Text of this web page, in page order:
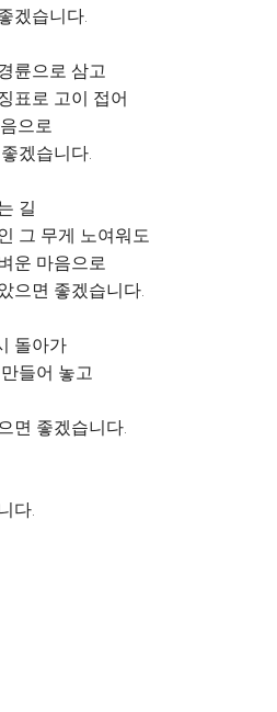
겠습니다.
륜으로 삼고
표로 고이 접어
으로
겠습니다.
길
그 무게 노여워도
운 마음으로
으면 좋겠습니다.
돌아가
들어 놓고
면 좋겠습니다.
다.